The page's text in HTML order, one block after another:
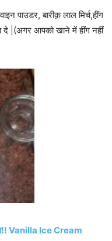
पाउडर, बारीक़ लाल मिर्च,हींग
दे |(अगर आपको खाने में हींग नहीं
Vanilla Ice Cream